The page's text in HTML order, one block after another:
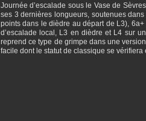
Journée d’escalade sous le Vase de
ses 3 dernières longueurs, soutenues
points dans le dièdre au départ de L3),
d’escalade local, L3 en dièdre et L4 sur
reprend ce type de grimpe dans une
facile dont le statut de classique se